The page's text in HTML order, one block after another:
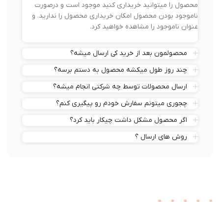
محصول را میتوانید خریداری کنید موجود است و درصورت
ناموجود بودن محصول امکان خریداری محصول را ندارید. و
عنوان ناموجود را مشاهده خواهید کرد.
محصولمون بعد از خرید کی ارسال میشه؟
چند روز طول میکشه محصول به دستم برسه؟
ارسال محصولات توسط چه شرکتی انجام میشه؟
چجوری میتونم سفارش خودم رو پیگیری کنم؟
اگر محصول مشکل داشت چیکار باید کرد؟
روش های ارسال ؟